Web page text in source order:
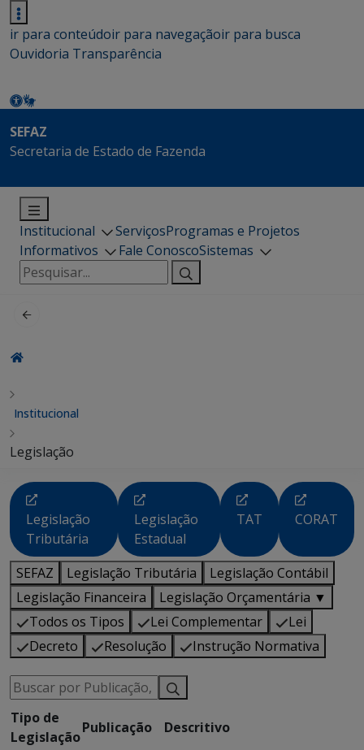
ir para conteúdoir para navegaçãoir para busca
Ouvidoria Transparência
SEFAZ
Secretaria de Estado de Fazenda
Institucional ServiçosProgramas e Projetos
Informativos
Fale ConoscoSistemas
Pesquisar
por:
Institucional
Legislação
CORAT
TAT
Legislação
Estadual
Legislação
Tributária
SEFAZ
Legislação Tributária
Legislação Contábil
Legislação Financeira
Legislação Orçamentária ▼
Todos os Tipos
Lei Complementar
Lei
Decreto
Resolução Instrução Normativa
Tipo de
Legislação
Publicação
Descritivo